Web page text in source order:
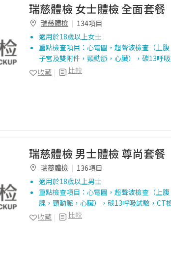
瑞慈體檢 女士體檢 全面套餐
瑞慈體檢
134項目
適用於18歲以上女士
重點檢查項目：心電圖，超聲波檢查（上腹
子宮及雙附件，頸動脈，心臟），碳13呼
比較
收藏
瑞慈體檢 男士體檢 尊尚套餐
瑞慈體檢
136項目
適用於18歲以上男士
重點檢查項目：心電圖，超聲波檢查（上
腺，頸動脈，心臟），碳13呼吸試驗，CT
比較
收藏